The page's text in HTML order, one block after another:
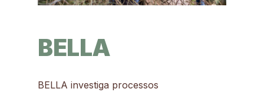
BELLA
BELLA investiga processos